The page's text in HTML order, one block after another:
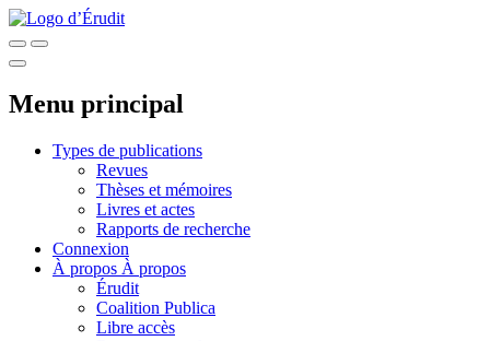
Menu principal
Types de publications
Revues
Thèses et mémoires
Livres et actes
Rapports de recherche
Connexion
À propos À propos
Érudit
Coalition Publica
Libre accès